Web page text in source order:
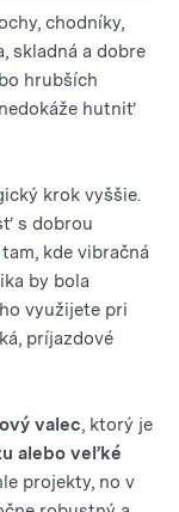
chodníky,
skladná a dobre
hrubších
hutniť
krok vyššie.
s dobrou
kde vibračná
by bola
využijete pri
príjazdové
valec, ktorý je
alebo veľké
projekty, no v